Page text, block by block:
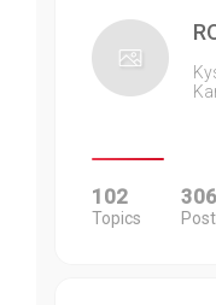
102
Topics